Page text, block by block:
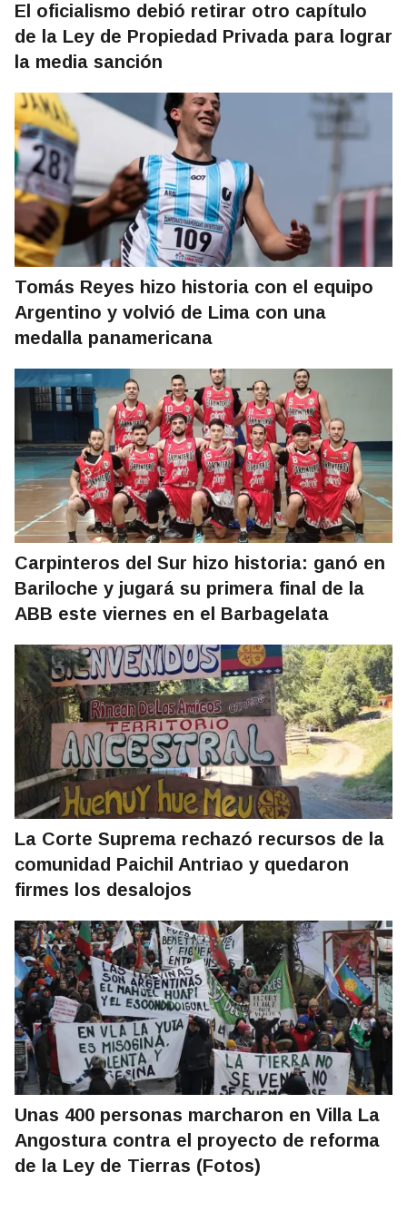
El oficialismo debió retirar otro capítulo
de la Ley de Propiedad Privada para lograr
la media sanción
Tomás Reyes hizo historia con el equipo
Argentino y volvió de Lima con una
medalla panamericana
Carpinteros del Sur hizo historia: ganó en
Bariloche y jugará su primera final de la
ABB este viernes en el Barbagelata
La Corte Suprema rechazó recursos de la
comunidad Paichil Antriao y quedaron
firmes los desalojos
Unas 400 personas marcharon en Villa La
Angostura contra el proyecto de reforma
de la Ley de Tierras (Fotos)